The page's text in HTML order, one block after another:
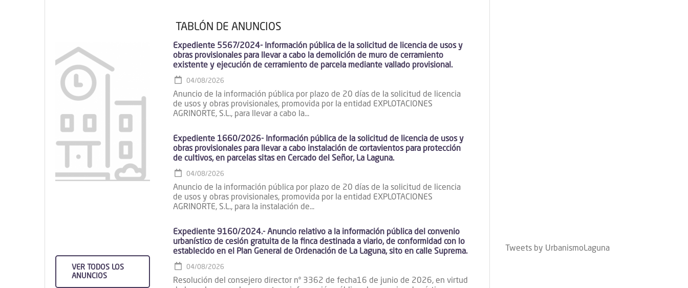
VER TODOS LOS
ANUNCIOS
TABLÓN DE ANUNCIOS
Expediente 5567/2024- Información pública de la solicitud de licencia de usos y
obras provisionales para llevar a cabo la demolición de muro de cerramiento
existente y ejecución de cerramiento de parcela mediante vallado provisional.
04/08/2026
Anuncio de la información pública por plazo de 20 días de la solicitud de licencia
de usos y obras provisionales, promovida por la entidad EXPLOTACIONES
AGRINORTE, S.L., para llevar a cabo la...
Expediente 1660/2026- Información pública de la solicitud de licencia de usos y
obras provisionales para llevar a cabo instalación de cortavientos para protección
de cultivos, en parcelas sitas en Cercado del Señor, La Laguna.
04/08/2026
Anuncio de la información pública por plazo de 20 días de la solicitud de licencia
de usos y obras provisionales, promovida por la entidad EXPLOTACIONES
AGRINORTE, S.L., para la instalación de...
Expediente 9160/2024.- Anuncio relativo a la información pública del convenio
urbanístico de cesión gratuita de la finca destinada a viario, de conformidad con lo
establecido en el Plan General de Ordenación de La Laguna, sito en calle Suprema.
04/08/2026
Resolución del consejero director nº 3362 de fecha16 de junio de 2026, en virtud
Tweets by UrbanismoLaguna